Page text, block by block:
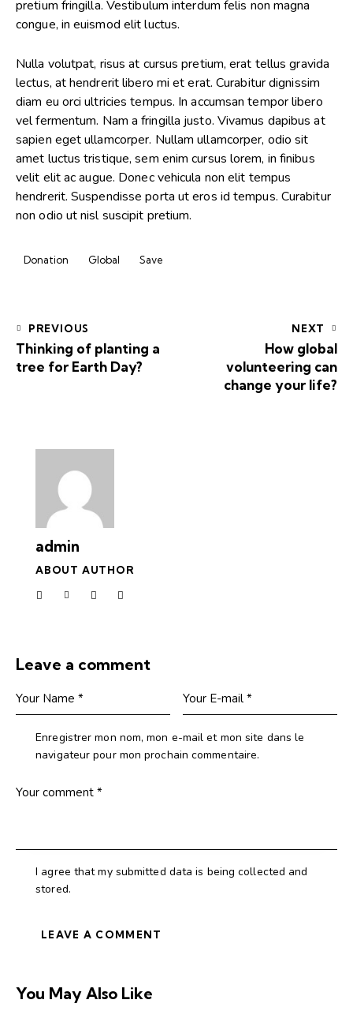
pretium fringilla. Vestibulum interdum felis non magna
congue, in euismod elit luctus.
Nulla volutpat, risus at cursus pretium, erat tellus gravida
lectus, at hendrerit libero mi et erat. Curabitur dignissim
diam eu orci ultricies tempus. In accumsan tempor libero
vel fermentum. Nam a fringilla justo. Vivamus dapibus at
sapien eget ullamcorper. Nullam ullamcorper, odio sit
amet luctus tristique, sem enim cursus lorem, in finibus
velit elit ac augue. Donec vehicula non elit tempus
hendrerit. Suspendisse porta ut eros id tempus. Curabitur
non odio ut nisl suscipit pretium.
Donation Global Save
PREVIOUS
Thinking of planting a
tree for Earth Day?
NEXT
How global
volunteering can
change your life?
admin
ABOUT AUTHOR
Leave a comment
Enregistrer mon nom, mon e-mail et mon site dans le
navigateur pour mon prochain commentaire.
I agree that my submitted data is being collected and
stored.
You May Also Like